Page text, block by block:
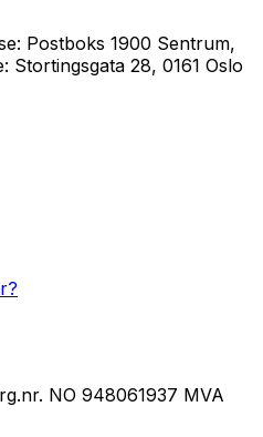
Postboks 1900 Sentrum,
Stortingsgata 28, 0161 Oslo
NO 948061937 MVA